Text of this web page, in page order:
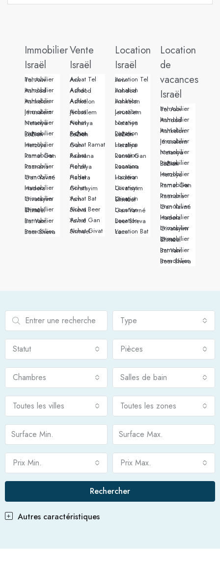
Immobilier
Israël
Immobilier Tel Aviv
Immobilier Ashdod
Immobilier Ashkelon
Immobilier Jérusalem
Immobilier Netanya
Immobilier Rishon LeZion
Immobilier Herzliya
Immobilier Ramat Gan
Immobilier Raanana
Immobilier Gan Yavné
Immobilier Hadera
Immobilier Givatayim
Immobilier Givat Shmuel
Immobilier Bat Yam
Immobilier Beer Sheva
Vente
Israël
Achat Tel Aviv
Achat Ashdod
Achat Ashkelon
Achat Jérusalem
Achat Netanya
Achat Rishon LeZion
Achat Ramat Gan
Achat Raanana
Achat Herzliya
Achat Hadera
Achat Givatayim
Achat Bat Yam
Achat Beer Sheva
Achat Gan Yavné
Achat Givat Shmuel
Location
Israël
Location Tel Aviv
Location Ashdod
Location Ashkelon
Location Jerusalem
Location Netanya
Location Rishon LeZion
Location Herzliya
Location Ramat Gan
Location Raanana
Location Hadera
Location Givatayim
Location Givat Shmuel
Location Gan Yavné
Location Beer Sheva
Location Bat Yam
Location
de
vacances
Israël
Immobilier Tel Aviv
Immobilier Ashdod
Immobilier Ashkelon
Immobilier Jérusalem
Immobilier Netanya
Immobilier Rishon LeZion
Immobilier Herzliya
Immobilier Ramat Gan
Immobilier Raanana
Immobilier Gan Yavné
Immobilier Hadera
Immobilier Givatayim
Immobilier Givat Shmuel
Immobilier Bat Yam
Immobilier Beer Sheva
Type
Statut Pièces
Chambres Salles de bain
Toutes les villes Toutes les zones
Prix Min. Prix Max.
Rechercher
Autres caractéristiques